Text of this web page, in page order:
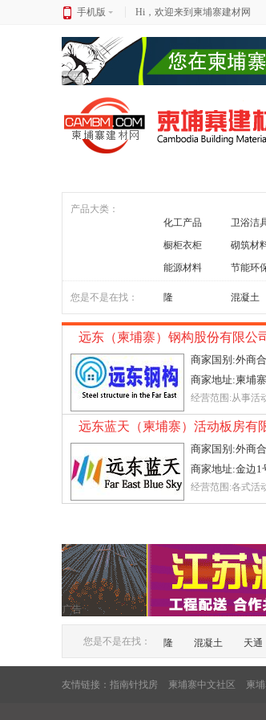
手机版 Hi，欢迎来到柬埔寨建材网
广告
产品大类：
化工产品
卫浴洁
橱柜衣柜
砌筑材
能源材料
节能环
您是不是在找： 隆 混凝土
远东（柬埔寨）钢构股份有限公
商家国别:外商
商家地址:柬埔
经营范围:从事活
远东蓝天（柬埔寨）活动板房有
商家国别:外商
商家地址:金边1
经营范围:各式活
广告
您是不是在找： 隆 混凝土 天通
友情链接： 指南针找房 柬埔寨中文社区 柬